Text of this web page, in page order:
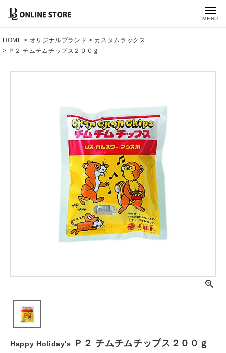
MENU
HOME オリジナルブランド
カスタムラックス
Ｐ２ チムチムチップス２００ｇ
Happy Holiday's Ｐ２ チムチムチップス２００ｇ